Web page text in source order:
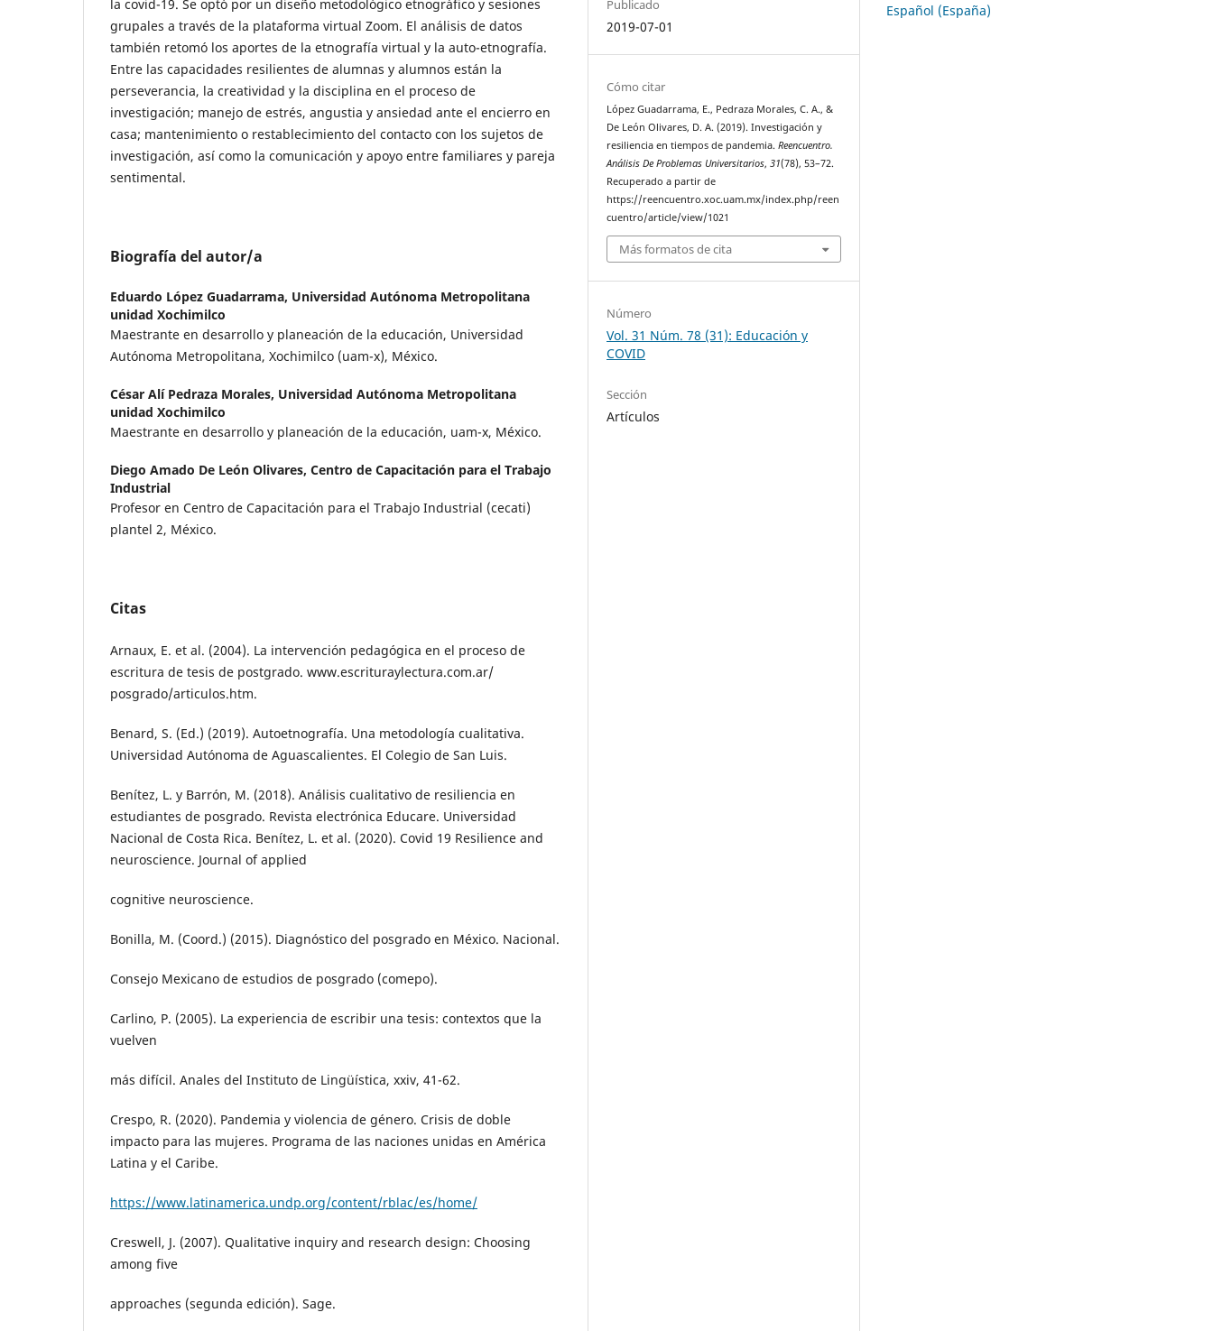
la covid-19. Se optó por un diseño metodológico etnográfico y sesiones
grupales a través de la plataforma virtual Zoom. El análisis de datos
también retomó los aportes de la etnografía virtual y la auto-etnografía.
Entre las capacidades resilientes de alumnas y alumnos están la
perseverancia, la creatividad y la disciplina en el proceso de
investigación; manejo de estrés, angustia y ansiedad ante el encierro en
casa; mantenimiento o restablecimiento del contacto con los sujetos de
investigación, así como la comunicación y apoyo entre familiares y pareja
sentimental.
Biografía del autor/a
Eduardo López Guadarrama, Universidad Autónoma Metropolitana
unidad Xochimilco
Maestrante en desarrollo y planeación de la educación, Universidad
Autónoma Metropolitana, Xochimilco (uam-x), México.
César Alí Pedraza Morales, Universidad Autónoma Metropolitana
unidad Xochimilco
Maestrante en desarrollo y planeación de la educación, uam-x, México.
Diego Amado De León Olivares, Centro de Capacitación para el Trabajo
Industrial
Profesor en Centro de Capacitación para el Trabajo Industrial (cecati)
plantel 2, México.
Citas
Arnaux, E. et al. (2004). La intervención pedagógica en el proceso de
escritura de tesis de postgrado. www.escrituraylectura.com.ar/
posgrado/articulos.htm.
Benard, S. (Ed.) (2019). Autoetnografía. Una metodología cualitativa.
Universidad Autónoma de Aguascalientes. El Colegio de San Luis.
Benítez, L. y Barrón, M. (2018). Análisis cualitativo de resiliencia en
estudiantes de posgrado. Revista electrónica Educare. Universidad
Nacional de Costa Rica. Benítez, L. et al. (2020). Covid 19 Resilience and
neuroscience. Journal of applied
cognitive neuroscience.
Bonilla, M. (Coord.) (2015). Diagnóstico del posgrado en México. Nacional.
Consejo Mexicano de estudios de posgrado (comepo).
Carlino, P. (2005). La experiencia de escribir una tesis: contextos que la
vuelven
más difícil. Anales del Instituto de Lingüística, xxiv, 41-62.
Crespo, R. (2020). Pandemia y violencia de género. Crisis de doble
impacto para las mujeres. Programa de las naciones unidas en América
Latina y el Caribe.
https://www.latinamerica.undp.org/content/rblac/es/home/
Creswell, J. (2007). Qualitative inquiry and research design: Choosing
among five
approaches (segunda edición). Sage.
Publicado
2019-07-01
Cómo citar
López Guadarrama, E., Pedraza Morales, C. A., &
De León Olivares, D. A. (2019). Investigación y
resiliencia en tiempos de pandemia.Reencuentro.
Análisis De Problemas Universitarios,31(78), 53–72.
Recuperado a partir de
https://reencuentro.xoc.uam.mx/index.php/reen
cuentro/article/view/1021
Más formatos de cita
Número
Vol. 31 Núm. 78 (31): Educación y
COVID
Sección
Artículos
Español (España)